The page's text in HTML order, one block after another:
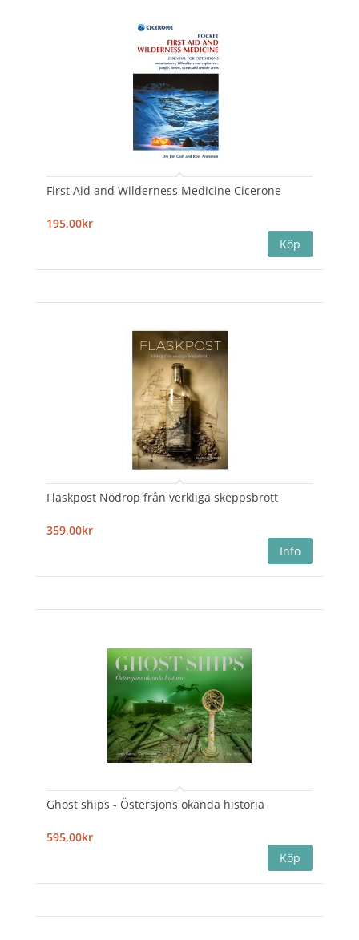
First Aid and Wilderness Medicine Cicerone
195,00kr
Flaskpost Nödrop från verkliga skeppsbrott
359,00kr
Ghost ships - Östersjöns okända historia
595,00kr